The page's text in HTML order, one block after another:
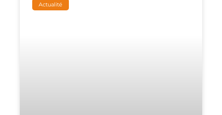
Actualité